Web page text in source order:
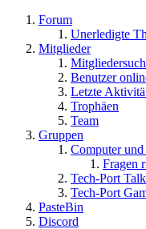
Forum
Unerledigte
Mitglieder
Benutzer
Letzte
Trophäen
Team
Gruppen
Computer
Fragen
Tech-Port Talk
Tech-Port
PasteBin
Discord